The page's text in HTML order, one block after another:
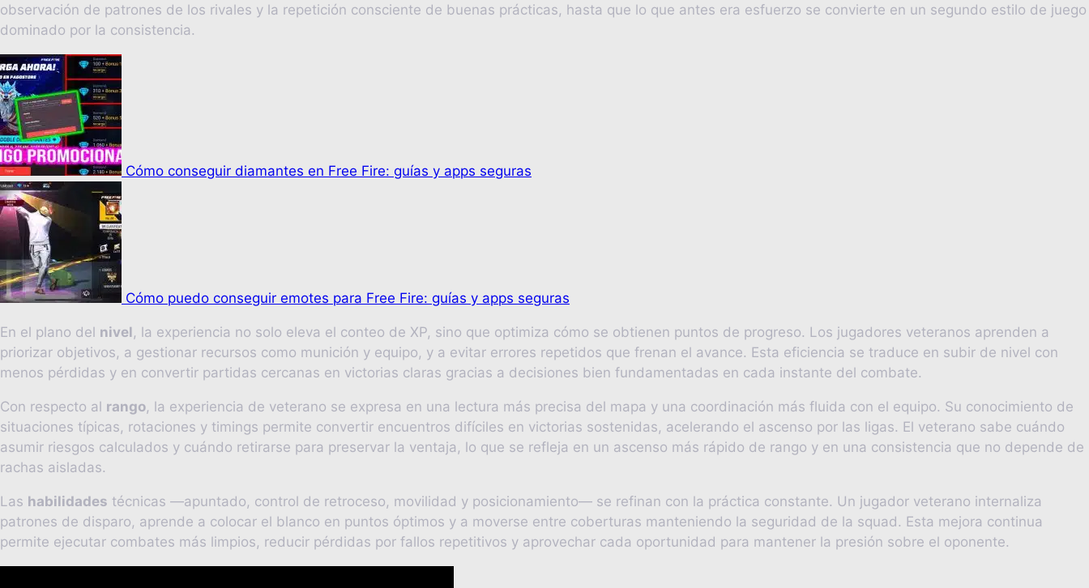
observación de patrones de los rivales y la repetición consciente de buenas prácticas, hasta que lo que antes era esfuerzo se convierte en un segundo estilo de juego
dominado por la consistencia.
Cómo conseguir diamantes en Free Fire: guías y apps seguras
Cómo puedo conseguir emotes para Free Fire: guías y apps seguras
En el plano del nivel, la experiencia no solo eleva el conteo de XP, sino que optimiza cómo se obtienen puntos de progreso. Los jugadores veteranos aprenden a
priorizar objetivos, a gestionar recursos como munición y equipo, y a evitar errores repetidos que frenan el avance. Esta eficiencia se traduce en subir de nivel con
menos pérdidas y en convertir partidas cercanas en victorias claras gracias a decisiones bien fundamentadas en cada instante del combate.
Con respecto al rango, la experiencia de veterano se expresa en una lectura más precisa del mapa y una coordinación más fluida con el equipo. Su conocimiento de
situaciones típicas, rotaciones y timings permite convertir encuentros difíciles en victorias sostenidas, acelerando el ascenso por las ligas. El veterano sabe cuándo
asumir riesgos calculados y cuándo retirarse para preservar la ventaja, lo que se refleja en un ascenso más rápido de rango y en una consistencia que no depende de
rachas aisladas.
Las habilidades técnicas —apuntado, control de retroceso, movilidad y posicionamiento— se refinan con la práctica constante. Un jugador veterano internaliza
patrones de disparo, aprende a colocar el blanco en puntos óptimos y a moverse entre coberturas manteniendo la seguridad de la squad. Esta mejora continua
permite ejecutar combates más limpios, reducir pérdidas por fallos repetitivos y aprovechar cada oportunidad para mantener la presión sobre el oponente.